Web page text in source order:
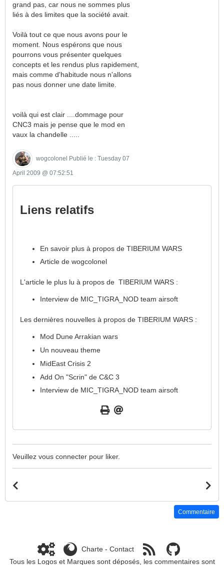
grand pas, car nous ne sommes plus
liés à des limites que la société avait.
Voilà tout ce que nous avons pour le
moment. Nous espérons que nous
pourrons vous présenter quelques
concepts et les rendus plus rapidement,
mais comme d'habitude nous n'allons
pas nous donner une date limite.
voilà qui est clair ....dommage pour
CNC3 mais je pense que le mod en
vaux la chandelle .....
wogcolonel Publié le : Tuesday 07
April 2009 @ 07:52:51
Liens relatifs
En savoir plus à propos de TIBERIUM WARS
Article de wogcolonel
L'article le plus lu à propos de TIBERIUM WARS :
Interview de MIC_TIGRA_NOD team airsoft
Les dernières nouvelles à propos de TIBERIUM WARS :
Mod Dune Arrakian wars
Un nouveau theme
MidEast Crisis 2
Add On "Scrin" de C&C 3
Interview de MIC_TIGRA_NOD team airsoft
Veuillez vous connecter pour liker.
Commentaire
Charte- Contact
Tous les Logos et Marques sont déposés, les commentaires sont